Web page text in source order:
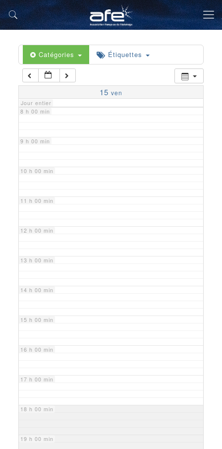
Catégories Étiquettes
15 ven
Jour entier
5 h 00 min
6 h 00 min
7 h 00 min
8 h 00 min
9 h 00 min
10 h 00 min
11 h 00 min
12 h 00 min
13 h 00 min
14 h 00 min
15 h 00 min
16 h 00 min
17 h 00 min
18 h 00 min
19 h 00 min